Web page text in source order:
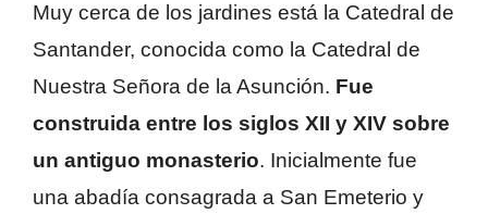
Muy cerca de los jardines está la Catedral de
Santander, conocida como la Catedral de
Nuestra Señora de la Asunción. Fue
construida entre los siglos XII y XIV sobre
un antiguo monasterio. Inicialmente fue
una abadía consagrada a San Emeterio y